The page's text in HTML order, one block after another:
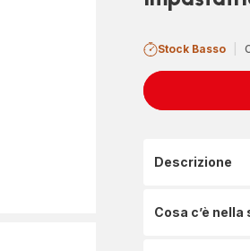
Stock Basso
Descrizione
Cosa c’è